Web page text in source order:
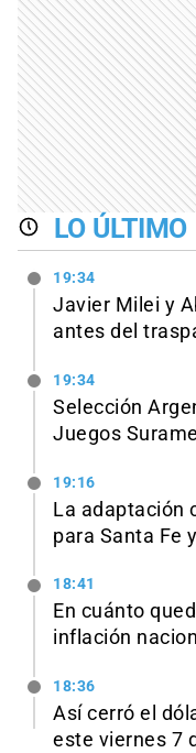
LO ÚLTIMO
19:34
Javier Milei y
antes del
19:34
Selección
Juegos
19:16
La adaptación
para Santa Fe
18:41
En cuánto
inflación
18:36
Así cerró el
este viernes 7